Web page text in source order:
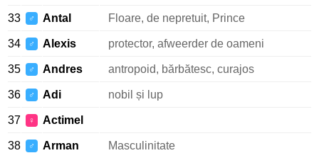
33 ♂ Antal Floare, de nepretuit, Prince
34 ♂ Alexis protector, afweerder de oameni
35 ♂ Andres antropoid, bărbătesc, curajos
36 ♂ Adi nobil și lup
37 ♀ Actimel
38 ♂ Arman Masculinitate